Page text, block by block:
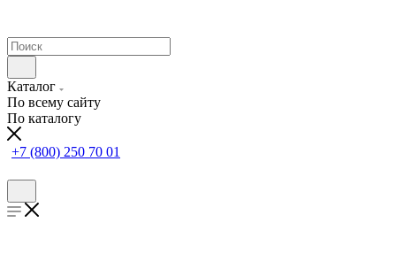
Каталог
По всему сайту
По каталогу
+7 (800) 250 70 01